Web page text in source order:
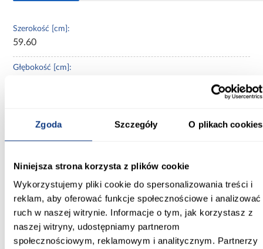
Zgoda Szczegóły O plikach cookies
Niniejsza strona korzysta z plików cookie
Wykorzystujemy pliki cookie do spersonalizowania treści i
reklam, aby oferować funkcje społecznościowe i analizować
ruch w naszej witrynie. Informacje o tym, jak korzystasz z
naszej witryny, udostępniamy partnerom
społecznościowym, reklamowym i analitycznym. Partnerzy
Szerokość [cm]:
59.60
Głębokość [cm]:
71.30
Wykończenie frontów:
mat
Konstrukcja frontów:
MDF foliowany